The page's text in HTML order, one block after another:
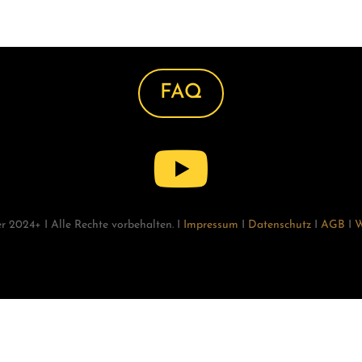
FAQ

2024+ I Alle Rechte vorbehalten. I Impressum Datenschutz AGB